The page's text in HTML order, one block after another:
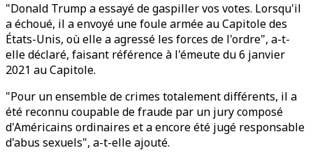
"Donald Trump a essayé de gaspiller vos votes. Lorsqu'il
a échoué, il a envoyé une foule armée au Capitole des
États-Unis, où elle a agressé les forces de l'ordre", a-t-
elle déclaré, faisant référence à l'émeute du 6 janvier
2021 au Capitole.
"Pour un ensemble de crimes totalement différents, il a
été reconnu coupable de fraude par un jury composé
d'Américains ordinaires et a encore été jugé responsable
d'abus sexuels", a-t-elle ajouté.